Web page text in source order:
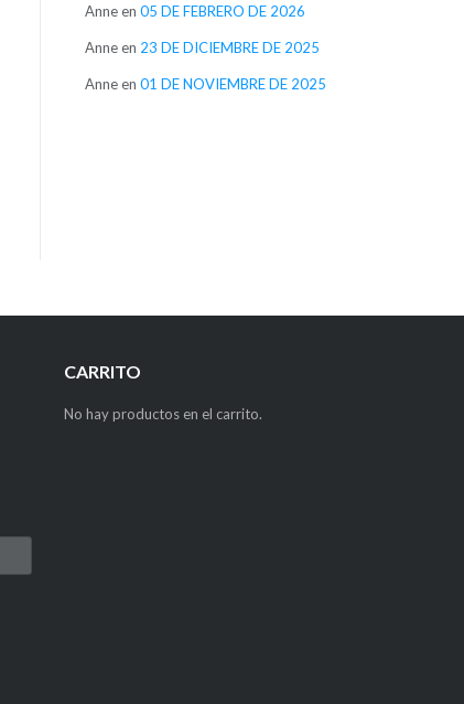
Anneen 05 DE FEBRERO DE 2026
Anneen 23 DE DICIEMBRE DE 2025
Anneen 01 DE NOVIEMBRE DE 2025
CARRITO
No hay productos en el carrito.